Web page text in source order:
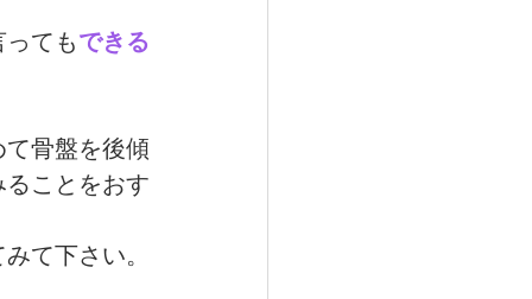
てもできる
骨盤を後傾
ことをおす
て下さい。